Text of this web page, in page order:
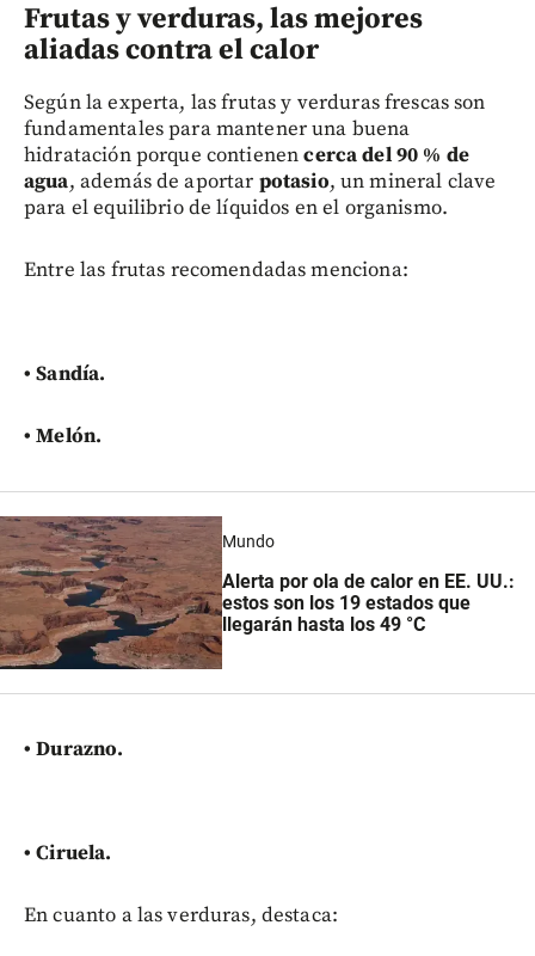
Frutas y verduras, las mejores
aliadas contra el calor
Según la experta, las frutas y verduras frescas son
fundamentales para mantener una buena
hidratación porque contienencerca del 90 % de
agua, además de aportar potasio, un mineral clave
para el equilibrio de líquidos en el organismo.
Entre las frutas recomendadas menciona:
• Sandía.
• Melón.
Mundo
Alerta por ola de calor en EE. UU.:
estos son los 19 estados que
llegarán hasta los 49 °C
• Durazno.
• Ciruela.
En cuanto a las verduras, destaca: